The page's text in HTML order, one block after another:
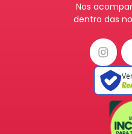
Nos
dentro das